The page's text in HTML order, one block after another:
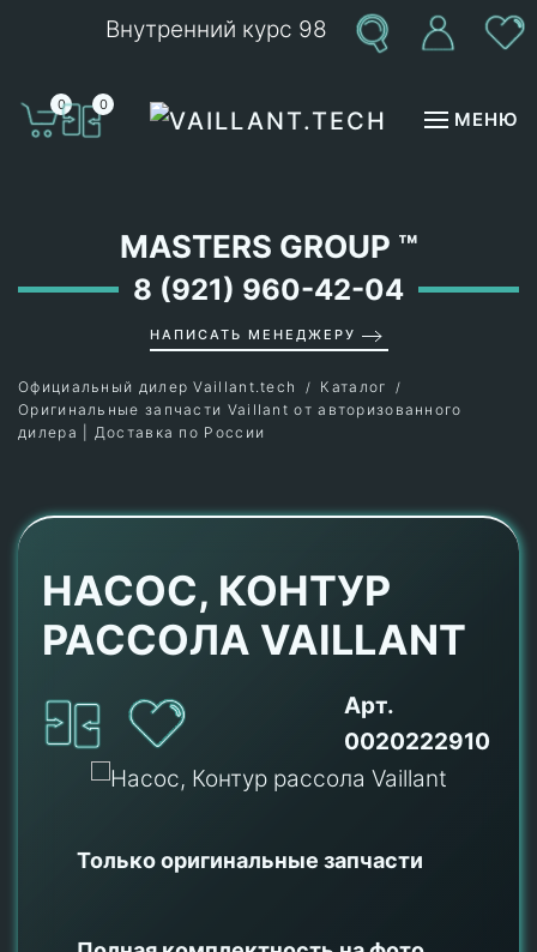
Внутренний курс 98
0 0
МЕНЮ
MASTERS GROUP ™
8 (921) 960-42-04
НАПИСАТЬ МЕНЕДЖЕРУ
Официальный дилер Vaillant.tech
Каталог
Оригинальные запчасти Vaillant от авторизованного
дилера | Доставка по России
НАСОС, КОНТУР
РАССОЛА VAILLANT
Арт.
0020222910
Только оригинальные запчасти